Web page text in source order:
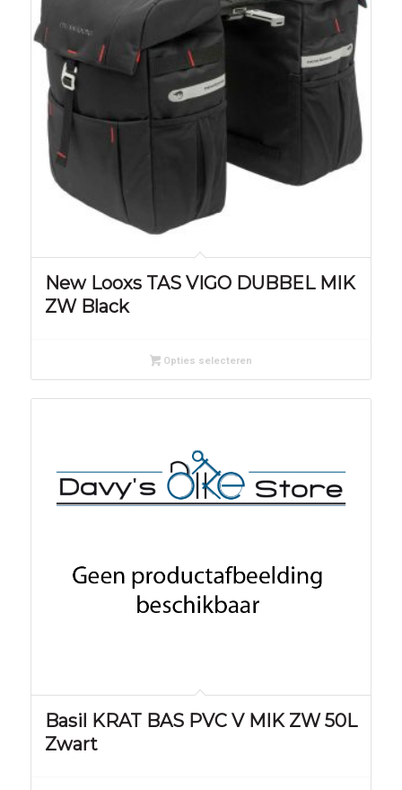
New Looxs TAS VIGO DUBBEL MIK
ZW Black
Opties selecteren
Basil KRAT BAS PVC V MIK ZW 50L
Zwart